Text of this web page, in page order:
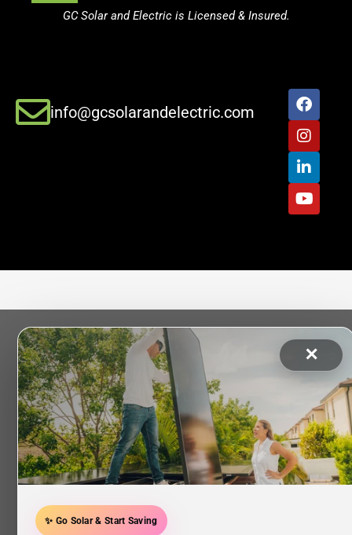
GC Solar and Electric is Licensed & Insured.
info@gcsolarandelectric.com
✕
✨ Go Solar & Start Saving